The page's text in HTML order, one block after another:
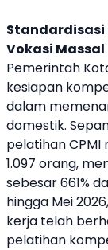
Standardisasi
Vokasi Massal
Pemerintah
kesiapan
dalam
domestik.
pelatihan
1.097 orang,
sebesar 661%
hingga Mei
kerja telah
pelatihan